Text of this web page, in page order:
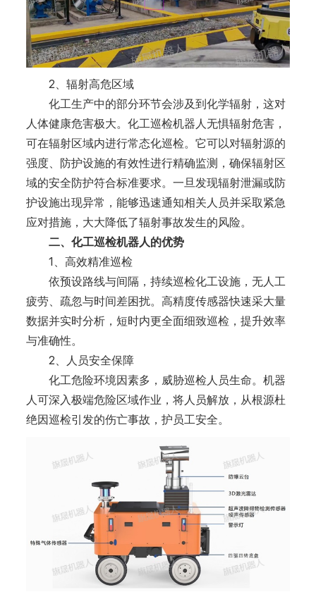
2、辐射高危区域
化工生产中的部分环节会涉及到化学辐射，这对
人体健康危害极大。化工巡检机器人无惧辐射危害，
可在辐射区域内进行常态化巡检。它可以对辐射源的
强度、防护设施的有效性进行精确监测，确保辐射区
域的安全防护符合标准要求。一旦发现辐射泄漏或防
护设施出现异常，能够迅速通知相关人员并采取紧急
应对措施，大大降低了辐射事故发生的风险。
二、化工巡检机器人的优势
1、高效精准巡检
依预设路线与间隔，持续巡检化工设施，无人工
疲劳、疏忽与时间差困扰。高精度传感器快速采大量
数据并实时分析，短时内更全面细致巡检，提升效率
与准确性。
2、人员安全保障
化工危险环境因素多，威胁巡检人员生命。机器
人可深入极端危险区域作业，将人员解放，从根源杜
绝因巡检引发的伤亡事故，护员工安全。